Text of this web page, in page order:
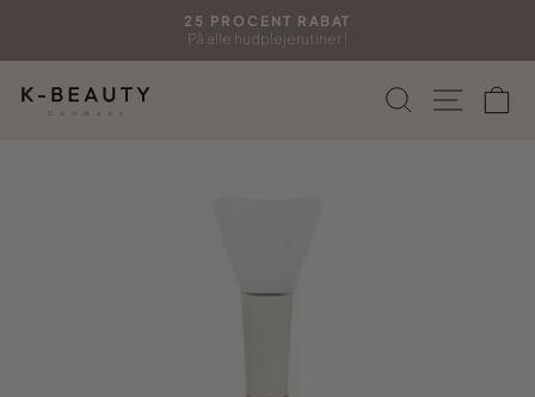
indhold
Sæt
25 PROCENT RABAT
På alle hudplejerutiner !
Søg Side